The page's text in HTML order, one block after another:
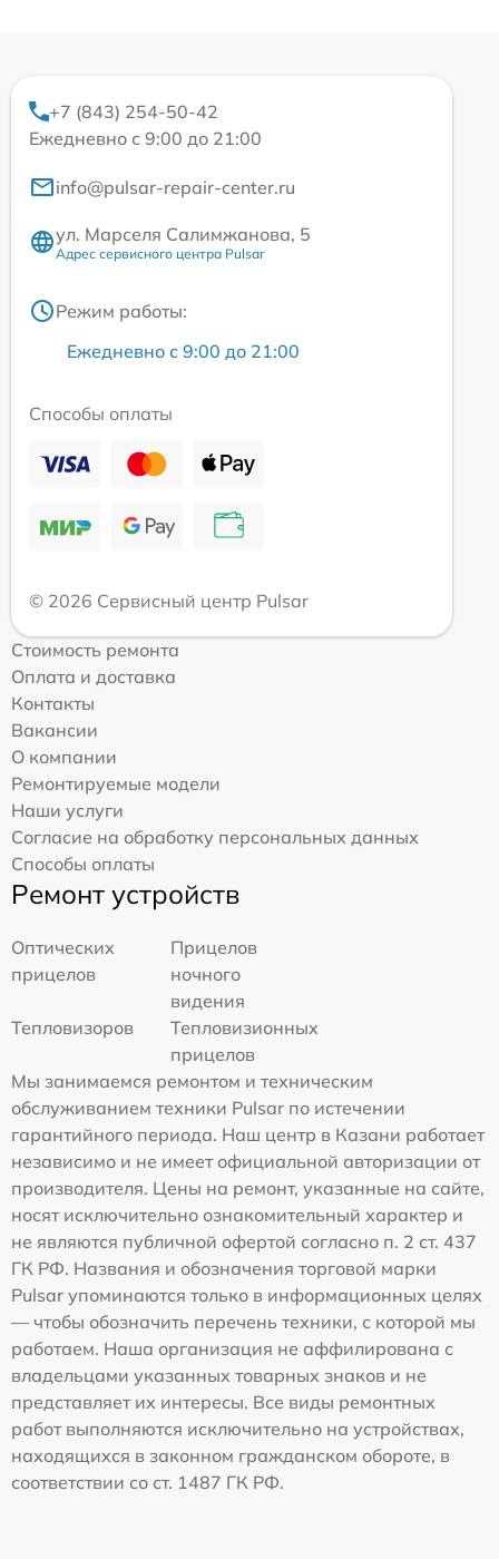
+7 (843) 254-50-42
Ежедневно с 9:00 до 21:00
info@pulsar-repair-center.ru
ул. Марселя Салимжанова, 5
Адрес сервисного центра Pulsar
Режим работы:
Ежедневно с 9:00 до 21:00
Способы оплаты
© 2026 Сервисный центр Pulsar
Стоимость ремонта
Оплата и доставка
Контакты
Вакансии
О компании
Ремонтируемые модели
Наши услуги
Согласие на обработку персональных данных
Способы оплаты
Ремонт устройств
Оптических
прицелов
Прицелов
ночного
видения
Тепловизоров
Тепловизионных
прицелов
Мы занимаемся ремонтом и техническим
обслуживанием техники Pulsar по истечении
гарантийного периода. Наш центр в Казани работает
независимо и не имеет официальной авторизации от
производителя. Цены на ремонт, указанные на сайте,
носят исключительно ознакомительный характер и
не являются публичной офертой согласно п. 2 ст. 437
ГК РФ. Названия и обозначения торговой марки
Pulsar упоминаются только в информационных целях
— чтобы обозначить перечень техники, с которой мы
работаем. Наша организация не аффилирована с
владельцами указанных товарных знаков и не
представляет их интересы. Все виды ремонтных
работ выполняются исключительно на устройствах,
находящихся в законном гражданском обороте, в
соответствии со ст. 1487 ГК РФ.